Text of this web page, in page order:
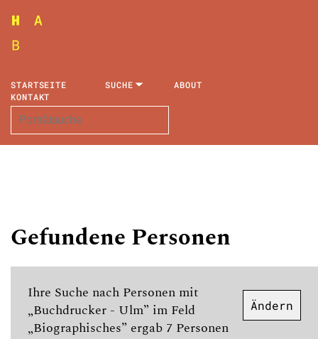
STARTSEITE SUCHE
ABOUT
KONTAKT
Gefundene Personen
Ihre Suche nach Personen mit
„Buchdrucker - Ulm” im Feld
„Biographisches” ergab 7 Personen
Ändern